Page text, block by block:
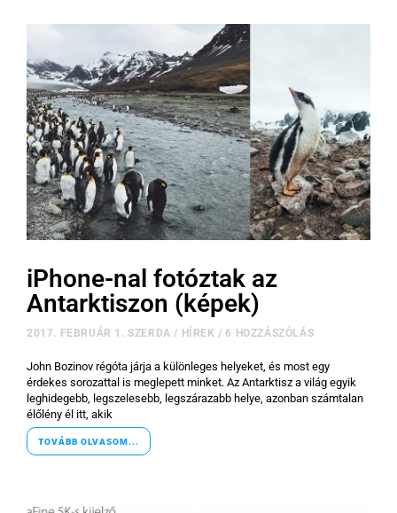
iPhone-nal fotóztak az
Antarktiszon (képek)
2017. FEBRUÁR 1. SZERDA / HÍREK / 6 HOZZÁSZÓLÁS
John Bozinov régóta járja a különleges helyeket, és most egy
érdekes sorozattal is meglepett minket. Az Antarktisz a világ egyik
leghidegebb, legszelesebb, legszárazabb helye, azonban számtalan
élőlény él itt, akik
TOVÁBB OLVASOM...